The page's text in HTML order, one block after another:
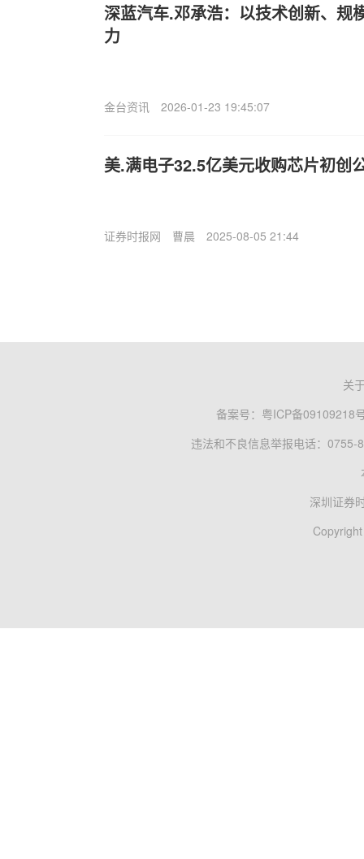
深蓝汽车.邓承浩：以技术创新、规
力
金台资讯 2026-01-23 19:45:07
美.满电子32.5亿美元收购芯片初创
证券时报网 曹晨 2025-08-05 21:44
关
备案号： 粤ICP备09109218
违法和不良信息举报电话：0755-
深圳证券